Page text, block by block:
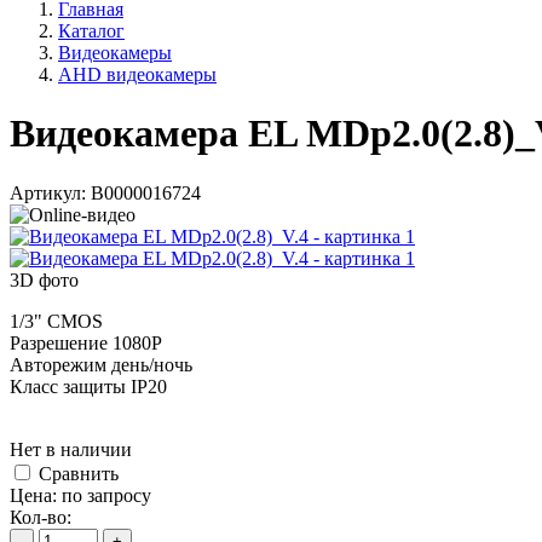
Главная
Каталог
Видеокамеры
AHD видеокамеры
Видеокамера EL
Артикул: В0000016724
3D фото
1/3" CMOS
Разрешение 1080P
Авторежим день/ночь
Класс защиты IP20
Нет в наличии
Cравнить
Цена: по запросу
Кол-во: